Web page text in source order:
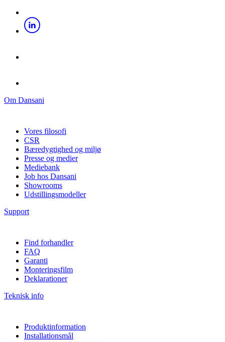
Om Dansani
Vores filosofi
CSR
Bæredygtighed og miljø
Presse og medier
Mediebank
Job hos Dansani
Showrooms
Udstillingsmodeller
Support
Find forhandler
FAQ
Garanti
Monteringsfilm
Deklarationer
Teknisk info
Produktinformation
Installationsmål